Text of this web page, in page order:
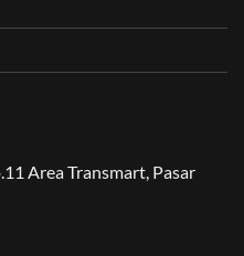
Area Transmart, Pasar